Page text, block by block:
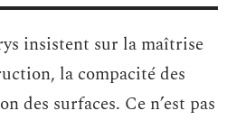
insistent sur la maîtrise
la compacité des
des surfaces. Ce n’est pas